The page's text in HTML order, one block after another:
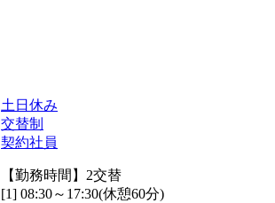
土日休み
交替制
契約社員
【勤務時間】2交替
[1] 08:30～17:30(休憩60分)